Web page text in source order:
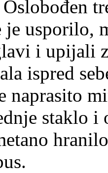
usporilo,
i upijali
ispred
naprasito
staklo i